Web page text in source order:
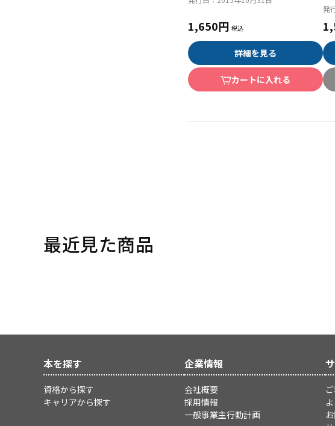
1,650円
詳細を見る
カートに入れる
発
最近見た商品
本を探す
資格から探す
キャリアから探す
企業情報
会社概要
採用情報
一般事業主行動計画